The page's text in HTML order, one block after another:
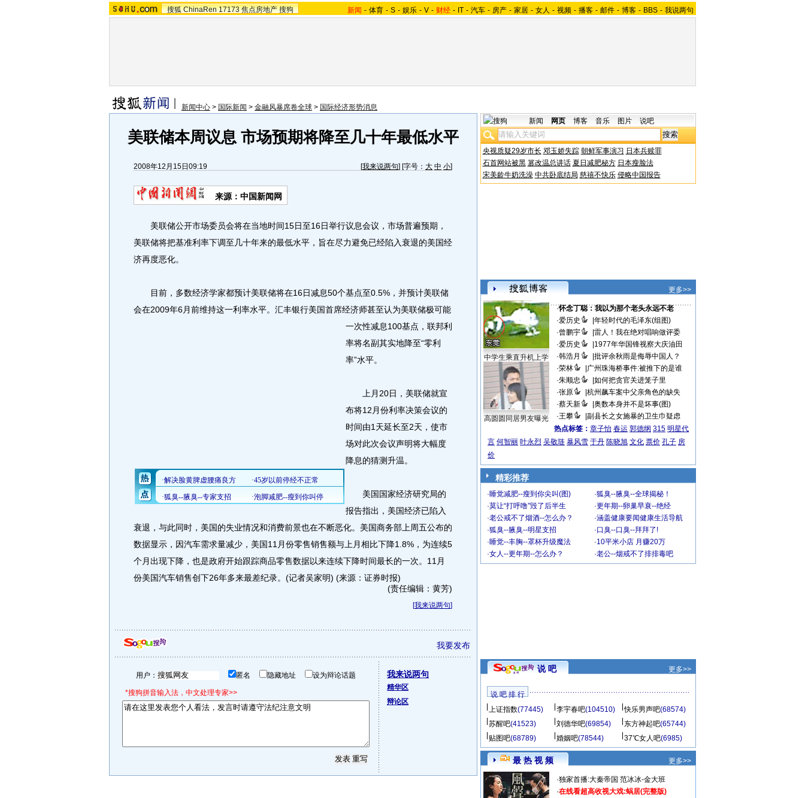
搜狐 ChinaRen 17173 焦点房地产 搜狗 新闻 - 体育 - S - 娱乐 - V - 财经 - IT - 汽车 - 房产 - 家居 - 女人 - 视频 - 播客 - 邮件 - 博客 - BBS - 我说两句
新闻中心 > 国际新闻 > 金融风暴席卷全球 > 国际经济形势消息
美联储本周议息 市场预期将降至几十年最低水平
2008年12月15日09:19 [我来说两句] [字号： 大 中 小]
来源：中国新闻网
美联储公开市场委员会将在当地时间15日至16日举行议息会议，市场普遍预期，
美联储将把基准利率下调至几十年来的最低水平，旨在尽力避免已经陷入衰退的美国经
济再度恶化。
目前，多数经济学家都预计美联储将在16日减息50个基点至0.5%，并预计美联储
会在2009年6月前维持这一利率水平。 汇丰银行美国首席经济师甚至认为美联储极可能
一次性减息100基点，联邦利
率将名副其实地降至“零利
率”水平。
上月20日，美联储就宣
布将12月份利率决策会议的
时间由1天延长至2天，使市
场对此次会议声明将大幅度
降息的猜测升温。
美国国家经济研究局的
报告指出，美国经济已陷入
衰退，与此同时，美国的失业情况和消费前景也在不断恶化。美国商务部上周五公布的
数据显示，因汽车需求量减少，美国11月份零售销售额与上月相比下降1.8%，为连续5
个月出现下降，也是政府开始跟踪商品零售数据以来连续下降时间最长的一次。11月
份美国汽车销售创下26年多来最差纪录。(记者吴家明) (来源：证券时报)
(责任编辑：黄芳)
[我来说两句]
我要发布
用户： 匿名 隐藏地址 设为辩论话题
*搜狗拼音输入法，中文处理专家>>
我来说两句
精华区
辩论区
新闻 网页 博客 音乐 图片 说吧
央视质疑29岁市长 邓玉娇失踪 朝鲜军事演习 日本兵赎罪
石首网站被黑 篡改温总讲话 夏日减肥秘方 日本瘦脸法
宋美龄牛奶洗澡 中共卧底结局 慈禧不快乐 侵略中国报告
更多>>
中学生乘直升机上学
高圆圆同居男友曝光
·怀念丁聪：我以为那个老头永远不老
·爱历史
年轻时代的毛泽东(组图)
·曾鹏宇
雷人！我在绝对唱响做评委
·爱历史
1977年华国锋视察大庆油田
·韩浩月
批评余秋雨是侮辱中国人？
·荣林
广州珠海桥事件:被推下的是谁
·朱顺忠
如何把贪官关进笼子里
·张原
杭州飙车案中父亲角色的缺失
·蔡天新
奥数本身并不是坏事(图)
·王攀
副县长之女施暴的卫生巾疑虑
热点标签： 章子怡 春运 郭德纲 315 明星代
言 何智丽 叶永烈 吴敬琏 暴风雪 于丹 陈晓旭 文化 票价 孔子 房
价
精彩推荐
·睡觉减肥--瘦到你尖叫(图) ·狐臭--腋臭--全球揭秘！
·莫让“打呼噜”毁了后半生 ·更年期--卵巢早衰--绝经
·老公戒不了烟酒--怎么办？ ·涵盖健康要闻健康生活导航
·狐臭--腋臭--明星支招 ·口臭--口臭--拜拜了!
·睡觉--丰胸--罩杯升级魔法 ·10平米小店 月赚20万
·女人--更年期--怎么办？ ·老公--烟戒不了排排毒吧
说 吧 更多>>
说 吧 排 行
上证指数(77445) 李宇春吧(104510) 快乐男声吧(68574)
苏醒吧(41523) 刘德华吧(69854) 东方神起吧(65744)
贴图吧(68789) 婚姻吧(78544) 37℃女人吧(6985)
最 热 视 频 更多>>
·独家首播:大秦帝国 范冰冰-金大班
·在线看超高收视大戏:蜗居(完整版)